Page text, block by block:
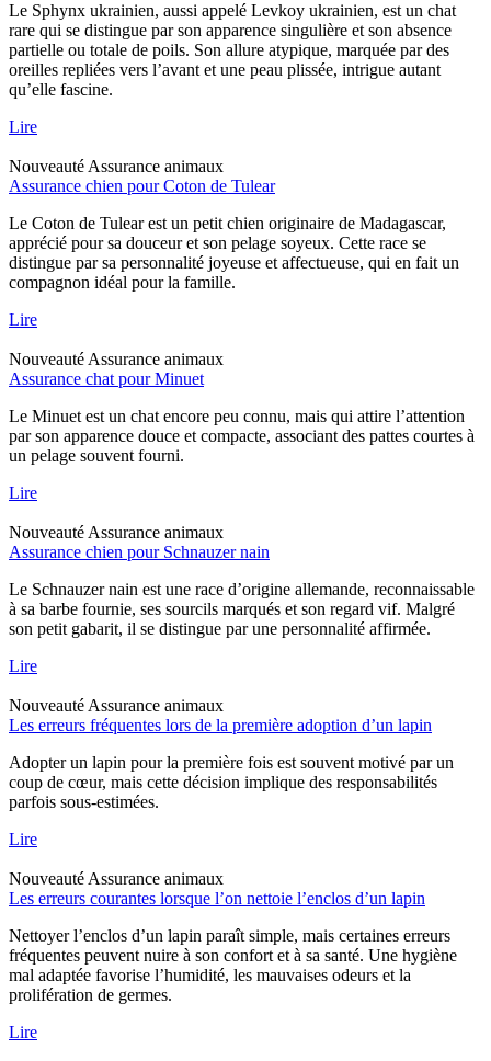
Le Sphynx ukrainien, aussi appelé Levkoy ukrainien, est un chat
rare qui se distingue par son apparence singulière et son absence
partielle ou totale de poils. Son allure atypique, marquée par des
oreilles repliées vers l’avant et une peau plissée, intrigue autant
qu’elle fascine.
Lire
Nouveauté Assurance animaux
Assurance chien pour Coton de Tulear
Le Coton de Tulear est un petit chien originaire de Madagascar,
apprécié pour sa douceur et son pelage soyeux. Cette race se
distingue par sa personnalité joyeuse et affectueuse, qui en fait un
compagnon idéal pour la famille.
Lire
Nouveauté Assurance animaux
Assurance chat pour Minuet
Le Minuet est un chat encore peu connu, mais qui attire l’attention
par son apparence douce et compacte, associant des pattes courtes à
un pelage souvent fourni.
Lire
Nouveauté Assurance animaux
Assurance chien pour Schnauzer nain
Le Schnauzer nain est une race d’origine allemande, reconnaissable
à sa barbe fournie, ses sourcils marqués et son regard vif. Malgré
son petit gabarit, il se distingue par une personnalité affirmée.
Lire
Nouveauté Assurance animaux
Les erreurs fréquentes lors de la première adoption d’un lapin
Adopter un lapin pour la première fois est souvent motivé par un
coup de cœur, mais cette décision implique des responsabilités
parfois sous-estimées.
Lire
Nouveauté Assurance animaux
Les erreurs courantes lorsque l’on nettoie l’enclos d’un lapin
Nettoyer l’enclos d’un lapin paraît simple, mais certaines erreurs
fréquentes peuvent nuire à son confort et à sa santé. Une hygiène
mal adaptée favorise l’humidité, les mauvaises odeurs et la
prolifération de germes.
Lire